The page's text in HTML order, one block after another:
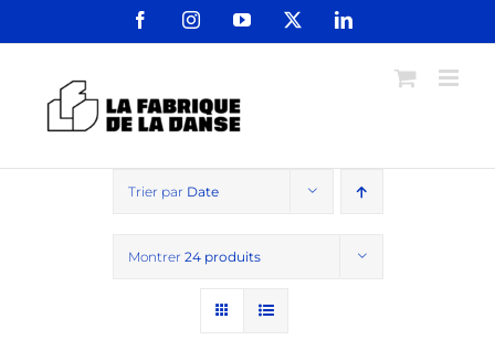
FacebookInstagramYouTube LinkedIn
Trier par Date
Montrer 24 produits